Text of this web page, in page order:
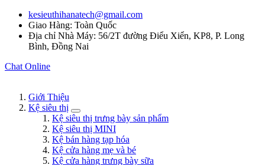
kesieuthihanatech@gmail.com
Giao Hàng: Toàn Quốc
Địa chỉ Nhà Máy: 56/2T đường Điểu Xiển, KP8, P. Long
Bình, Đồng Nai
Chat Online
Giới Thiệu
Kệ siêu thị
Kệ siêu thị trưng bày sản phẩm
Kệ siêu thị MINI
Kệ bán hàng tạp hóa
Kệ cửa hàng mẹ và bé
Kệ cửa hàng trưng bày sữa